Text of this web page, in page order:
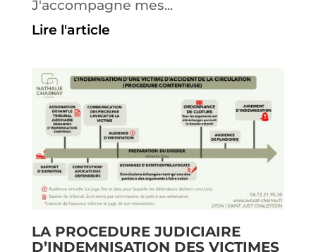
J'accompagne mes...
Lire l'article
LA PROCEDURE JUDICIAIRE
D’INDEMNISATION DES VICTIMES